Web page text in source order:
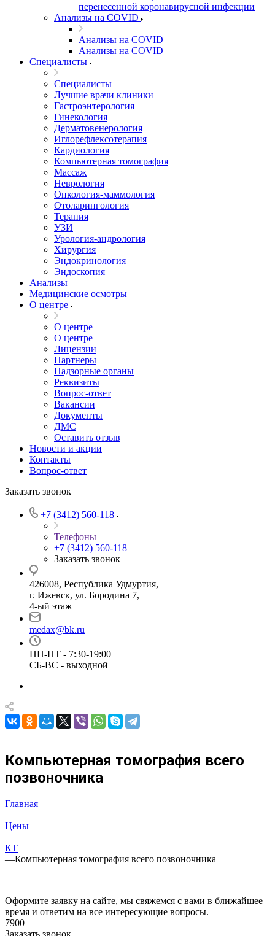
перенесенной коронавирусной инфекции
Анализы на COVID
Анализы на COVID
Анализы на COVID
Специалисты
Специалисты
Лучшие врачи клиники
Гастроэнтерология
Гинекология
Дерматовенерология
Иглорефлексотерапия
Кардиология
Компьютерная томография
Массаж
Неврология
Онкология-маммология
Отоларингология
Терапия
УЗИ
Урология-андрология
Хирургия
Эндокринология
Эндоскопия
Анализы
Медицинские осмотры
О центре
О центре
О центре
Лицензии
Партнеры
Надзорные органы
Реквизиты
Вопрос-ответ
Вакансии
Документы
ДМС
Оставить отзыв
Новости и акции
Контакты
Вопрос-ответ
Заказать звонок
+7 (3412) 560-118
Телефоны
+7 (3412) 560-118
Заказать звонок
426008, Республика Удмуртия,
г. Ижевск, ул. Бородина 7,
4-ый этаж
medax@bk.ru
ПН-ПТ - 7:30-19:00
СБ-ВС - выходной
Компьютерная томография всего
позвоночника
Главная
—
Цены
—
КТ
—Компьютерная томография всего позвоночника
Оформите заявку на сайте, мы свяжемся с вами в ближайшее
время и ответим на все интересующие вопросы.
7900
Заказать звонок